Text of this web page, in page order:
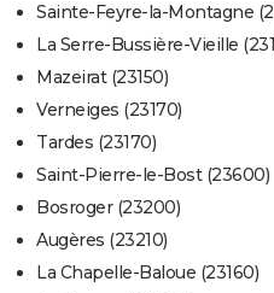
Sainte-Feyre-la-Montagne
La Serre-Bussière-Vieille
Mazeirat (23150)
Verneiges (23170)
Tardes (23170)
Saint-Pierre-le-Bost (23600)
Bosroger (23200)
Augères (23210)
La Chapelle-Baloue (23160)